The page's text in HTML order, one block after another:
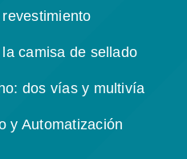
camisa de sellado
dos vías y multivía
y Automatización